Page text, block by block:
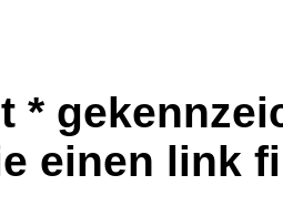
*
einen link